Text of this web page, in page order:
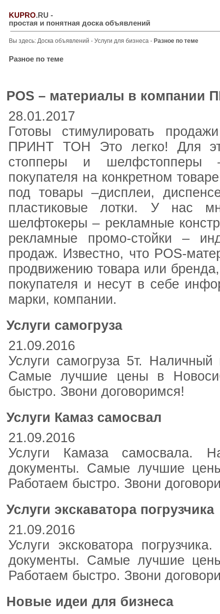
KUPRO.RU -
простая и понятная доска объявлений
Вы здесь: Доска объявлений - Услуги для бизнеса - Разное по теме
Разное по теме
POS – материалы в компании
28.01.2017
Готовы стимулировать
ПРИНТ ТОН Это легко! Для
стопперы и шелфстопперы
покупателя на конкретном
под товары –дисплеи,
пластиковые лотки. У нас
шелфтокеры – рекламные
рекламные промо-стойки –
продаж. Известно, что POS-
продвижению товара или
покупателя и несут в себе
марки, компании.
Услуги самогруза
21.09.2016
Услуги самогруза 5т.
Самые лучшие цены в
быстро. Звони договоримся!
Услуги Камаз самосвал
21.09.2016
Услуги Камаза самосвала.
документы. Самые лучшие
Работаем быстро. Звони
Услуги экскаватора погрузчика
21.09.2016
Услуги эксковатора
документы. Самые лучшие
Работаем быстро. Звони
Новые идеи для бизнеса